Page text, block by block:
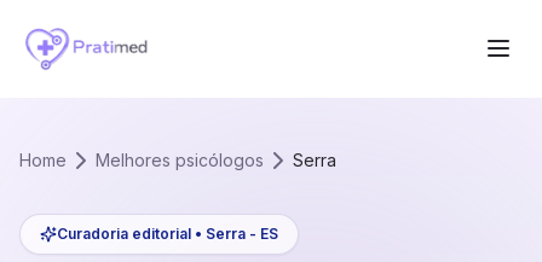
Home Melhores psicólogos Serra
Curadoria editorial • Serra - ES